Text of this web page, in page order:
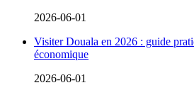
2026-06-01
Visiter Douala en 2026 : guide
économique
2026-06-01